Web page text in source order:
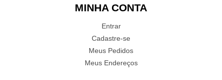
MINHA CONTA
Entrar
Cadastre-se
Meus Pedidos
Meus Endereços